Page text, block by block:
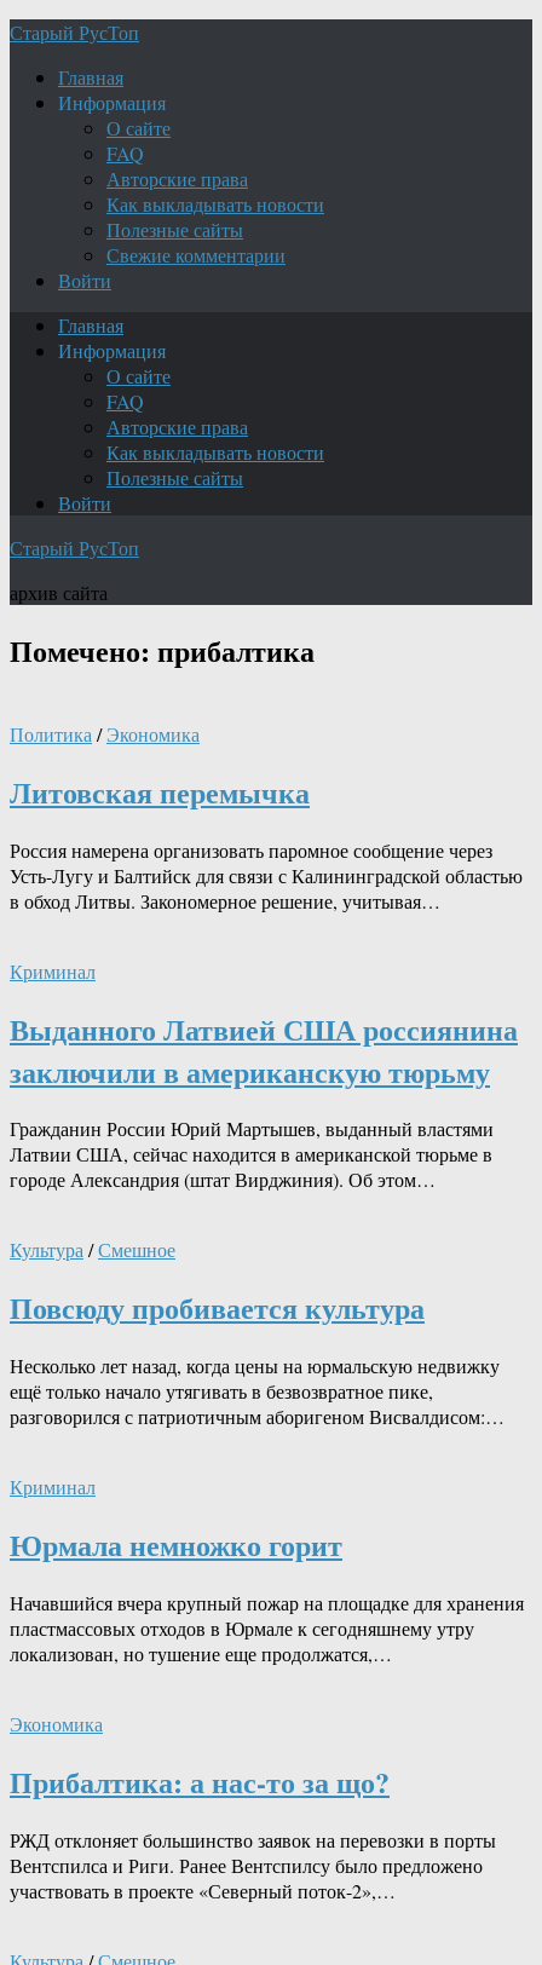
Старый РусТоп
Главная
Информация
О сайте
FAQ
Авторские права
Как выкладывать новости
Полезные сайты
Свежие комментарии
Войти
Главная
Информация
О сайте
FAQ
Авторские права
Как выкладывать новости
Полезные сайты
Войти
Старый РусТоп
архив сайта
Помечено: прибалтика
Политика /Экономика
Литовская перемычка
Россия намерена организовать паромное сообщение через
Усть-Лугу и Балтийск для связи с Калининградской областью
в обход Литвы. Закономерное решение, учитывая…
Криминал
Выданного Латвией США россиянина
заключили в американскую тюрьму
Гражданин России Юрий Мартышев, выданный властями
Латвии США, сейчас находится в американской тюрьме в
городе Александрия (штат Вирджиния). Об этом…
Культура/Смешное
Повсюду пробивается культура
Несколько лет назад, когда цены на юрмальскую недвижку
ещё только начало утягивать в безвозвратное пике,
разговорился с патриотичным аборигеном Висвалдисом:…
Криминал
Юрмала немножко горит
Начавшийся вчера крупный пожар на площадке для хранения
пластмассовых отходов в Юрмале к сегодняшнему утру
локализован, но тушение еще продолжатся,…
Экономика
Прибалтика: а нас-то за що?
РЖД отклоняет большинство заявок на перевозки в порты
Вентспилса и Риги. Ранее Вентспилсу было предложено
участвовать в проекте «Северный поток-2»,…